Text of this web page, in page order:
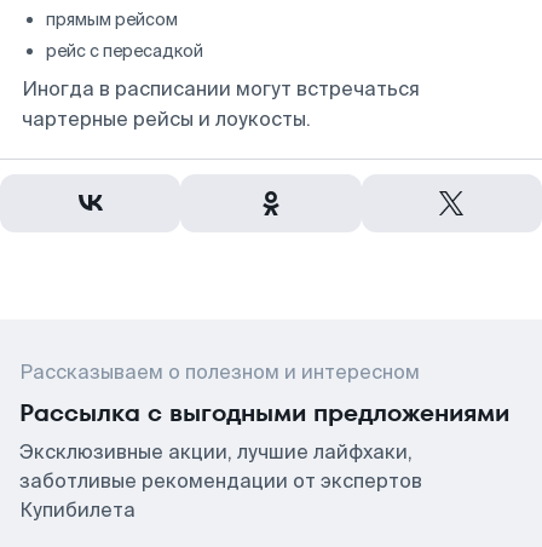
прямым рейсом
рейс с пересадкой
Иногда в расписании могут встречаться
чартерные рейсы и лоукосты.
Рассказываем о полезном и интересном
Рассылка с выгодными предложениями
Эксклюзивные акции, лучшие лайфхаки,
заботливые рекомендации от экспертов
Купибилета